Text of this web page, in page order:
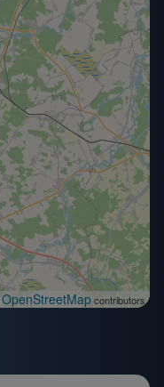
OpenStreetMapcontributors